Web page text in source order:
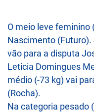
O meio leve feminino
Nascimento
vão para a disputa
Leticia Domingues
médio (-73 kg) vai
(Rocha).
Na categoria pesado